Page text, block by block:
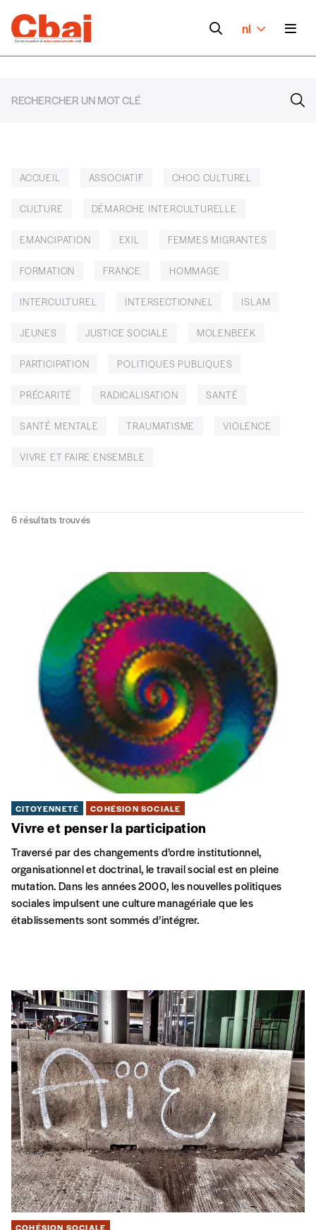
nl
ACCUEIL ASSOCIATIF CHOC CULTUREL
CULTURE DÉMARCHE INTERCULTURELLE
EMANCIPATION EXIL FEMMES MIGRANTES
FORMATION FRANCE HOMMAGE
INTERCULTUREL INTERSECTIONNEL ISLAM
JEUNES JUSTICE SOCIALE MOLENBEEK
PARTICIPATION POLITIQUES PUBLIQUES
PRÉCARITÉ RADICALISATION SANTÉ
SANTÉ MENTALE TRAUMATISME VIOLENCE
VIVRE ET FAIRE ENSEMBLE
6 résultats trouvés
CITOYENNETÉ COHÉSION SOCIALE
Vivre et penser la participation
Traversé par des changements d’ordre institutionnel,
organisationnel et doctrinal, le travail social est en pleine
mutation. Dans les années 2000, les nouvelles politiques
sociales impulsent une culture managériale que les
établissements sont sommés d’intégrer.
COHÉSION SOCIALE